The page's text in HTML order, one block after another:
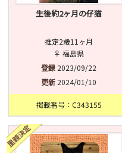
生後約2ヶ月の仔猫
推定2歳11ヶ月
♀ 福島県
登録 2023/09/22
更新 2024/01/10
掲載番号：C343155